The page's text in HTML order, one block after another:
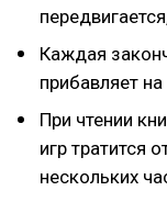
Каждая
прибавляет
При чтении
игр тратится
нескольких